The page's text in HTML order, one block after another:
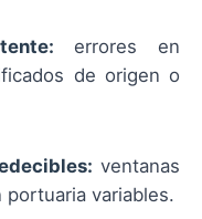
errores en
de origen o
ventanas
variables.